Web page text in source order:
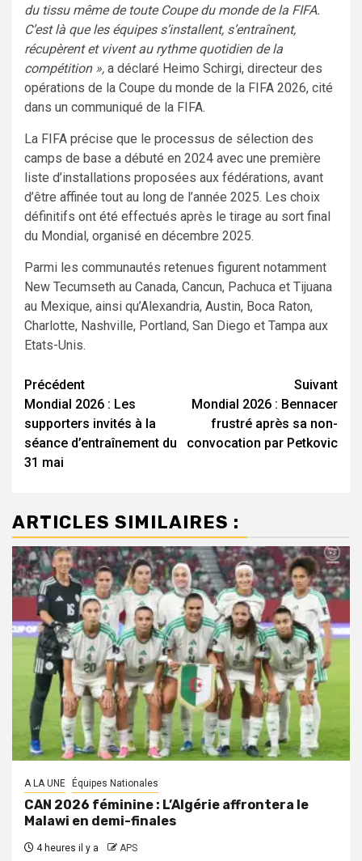
du tissu même de toute Coupe du monde de la FIFA.
C’est là que les équipes s’installent, s’entraînent,
récupèrent et vivent au rythme quotidien de la
compétition », a déclaré Heimo Schirgi, directeur des
opérations de la Coupe du monde de la FIFA 2026, cité
dans un communiqué de la FIFA.
La FIFA précise que le processus de sélection des
camps de base a débuté en 2024 avec une première
liste d’installations proposées aux fédérations, avant
d’être affinée tout au long de l’année 2025. Les choix
définitifs ont été effectués après le tirage au sort final
du Mondial, organisé en décembre 2025.
Parmi les communautés retenues figurent notamment
New Tecumseth au Canada, Cancun, Pachuca et Tijuana
au Mexique, ainsi qu’Alexandria, Austin, Boca Raton,
Charlotte, Nashville, Portland, San Diego et Tampa aux
Etats-Unis.
Navigation
d’article
Précédent
Mondial 2026 : Les
supporters invités à la
séance d’entraînement du
31 mai
Suivant
Mondial 2026 : Bennacer
frustré après sa non-
convocation par Petkovic
ARTICLES SIMILAIRES :
A LA UNE Équipes Nationales
CAN 2026 féminine : L’Algérie affrontera le
Malawi en demi-finales
4 heures il y a APS